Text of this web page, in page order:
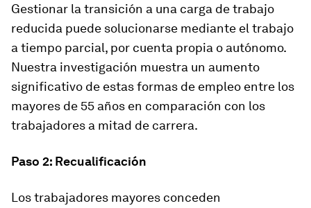
Gestionar la transición a una carga de trabajo
reducida puede solucionarse mediante el trabajo
a tiempo parcial, por cuenta propia o autónomo.
Nuestra investigación muestra un aumento
significativo de estas formas de empleo entre los
mayores de 55 años en comparación con los
trabajadores a mitad de carrera.
Paso 2: Recualificación
Los trabajadores mayores conceden